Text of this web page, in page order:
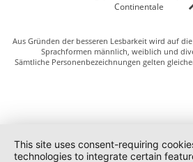
Continentale
Aus Gründen der besseren Lesbarkeit wird auf
Sprachformen männlich, weiblich und
Sämtliche Personenbezeichnungen gelten
This site uses consent-requiring
technologies to integrate certain